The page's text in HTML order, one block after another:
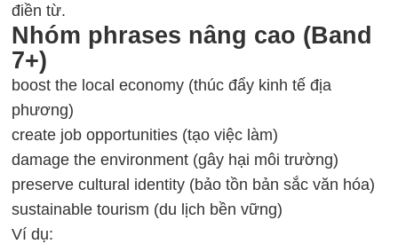
điền từ.
Nhóm phrases nâng cao (Band
7+)
boost the local economy (thúc đẩy kinh tế địa
phương)
create job opportunities (tạo việc làm)
damage the environment (gây hại môi trường)
preserve cultural identity (bảo tồn bản sắc văn hóa)
sustainable tourism (du lịch bền vững)
Ví dụ: